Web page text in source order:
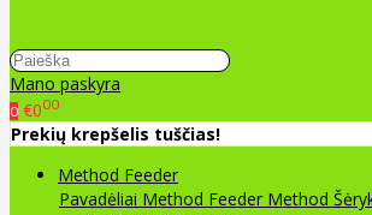
Mano paskyra
0 €000
Prekių krepšelis tuščias!
Method Feeder
Pavadėliai Method Feeder Method